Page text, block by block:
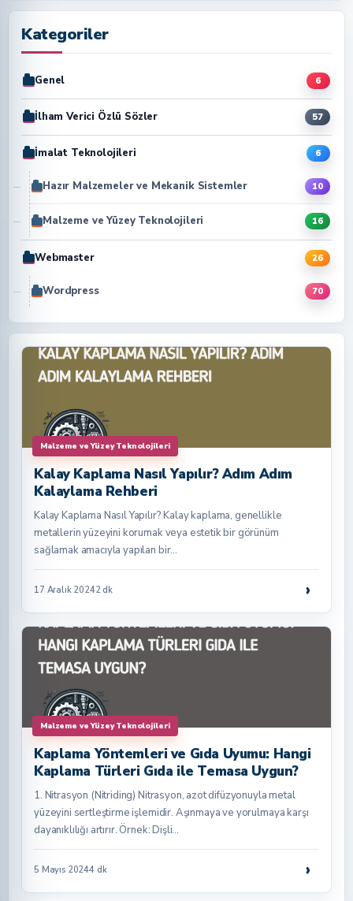
Kategoriler
Genel 6
İlham Verici Özlü Sözler 57
İmalat Teknolojileri 6
Hazır Malzemeler ve Mekanik Sistemler 10
Malzeme ve Yüzey Teknolojileri 16
Webmaster 26
Wordpress 70
Malzeme ve Yüzey Teknolojileri
Kalay Kaplama Nasıl Yapılır? Adım Adım
Kalaylama Rehberi
Kalay Kaplama Nasıl Yapılır? Kalay kaplama, genellikle
metallerin yüzeyini korumak veya estetik bir görünüm
sağlamak amacıyla yapılan bir…
17 Aralık 20242 dk ›
Malzeme ve Yüzey Teknolojileri
Kaplama Yöntemleri ve Gıda Uyumu: Hangi
Kaplama Türleri Gıda ile Temasa Uygun?
1. Nitrasyon (Nitriding) Nitrasyon, azot difüzyonuyla metal
yüzeyini sertleştirme işlemidir. Aşınmaya ve yorulmaya karşı
dayanıklılığı artırır. Örnek: Dişli…
5 Mayıs 20244 dk ›